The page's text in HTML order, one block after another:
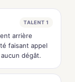
TALENT 1
arrière
faisant appel
dégât.